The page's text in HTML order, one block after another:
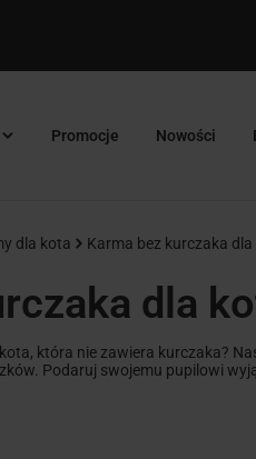
Promocje Nowości
dla kota Karma bez kurczaka
dla
która nie zawiera kurczaka?
Podaruj swojemu pupilowi